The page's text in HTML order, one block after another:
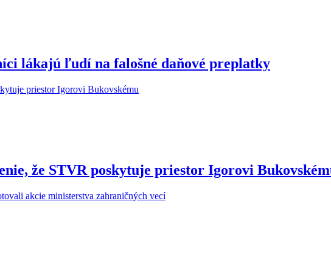
lákajú ľudí na falošné daňové preplatky
že STVR poskytuje priestor Igorovi